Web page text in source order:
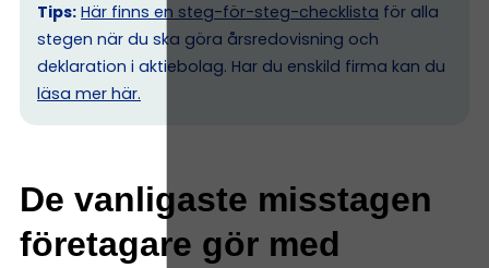
Tips: Här finns en steg-för-steg-checklista för alla
stegen när du ska göra årsredovisning och
deklaration i aktiebolag. Har du enskild firma kan du
läsa mer här.
De vanligaste misstagen
företagare gör med